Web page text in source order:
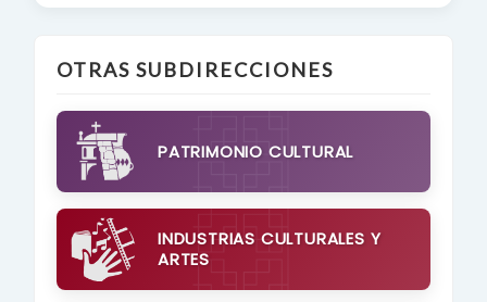
OTRAS SUBDIRECCIONES
PATRIMONIO CULTURAL
INDUSTRIAS CULTURALES Y
ARTES